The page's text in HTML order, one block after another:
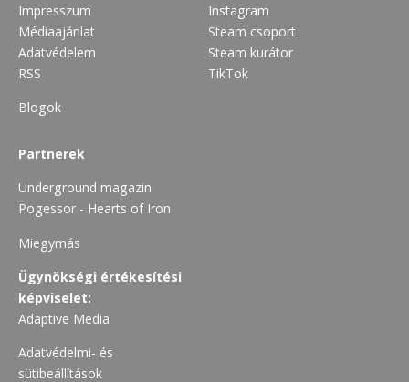
Impresszum
Médiaajánlat
Adatvédelem
RSS
Blogok
Instagram
Steam csoport
Steam kurátor
TikTok
Partnerek
Underground magazin
Pogessor - Hearts of Iron
Miegymás
Ügynökségi értékesítési
képviselet:
Adaptive Media
Adatvédelmi- és
sütibeállítások